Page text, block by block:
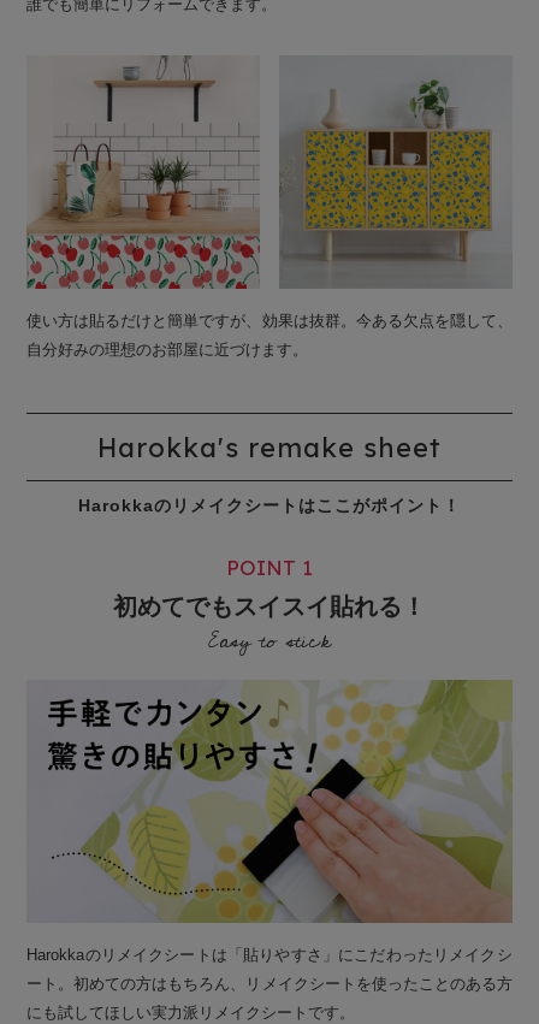
誰でも簡単にリフォームできます。
使い方は貼るだけと簡単ですが、効果は抜群。今ある欠点を隠して、
自分好みの理想のお部屋に近づけます。
Harokka's remake sheet
Harokkaのリメイクシートはここがポイント！
POINT 1
初めてでもスイスイ貼れる！
Easy to stick
Harokkaのリメイクシートは「貼りやすさ」にこだわったリメイクシ
ート。初めての方はもちろん、リメイクシートを使ったことのある方
にも試してほしい実力派リメイクシートです。